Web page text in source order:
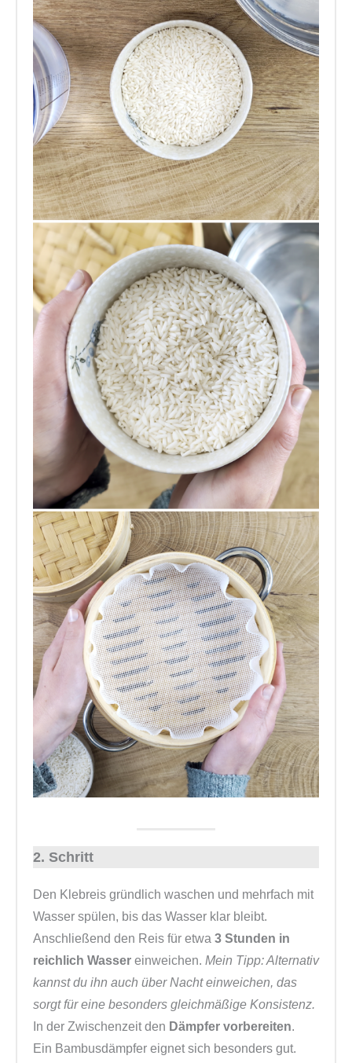
2. Schritt
Den Klebreis gründlich waschen und mehrfach mit
Wasser spülen, bis das Wasser klar bleibt.
Anschließend den Reis für etwa 3 Stunden in
reichlich Wasser einweichen. Mein Tipp: Alternativ
kannst du ihn auch über Nacht einweichen, das
sorgt für eine besonders gleichmäßige Konsistenz.
In der Zwischenzeit den Dämpfer vorbereiten.
Ein Bambusdämpfer eignet sich besonders gut.